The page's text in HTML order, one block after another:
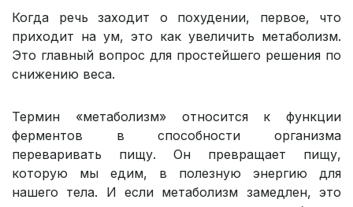
Когда речь заходит о похудении, первое, что
приходит на ум, это как увеличить метаболизм.
Это главный вопрос для простейшего решения по
снижению веса.
Термин «метаболизм» относится к функции
ферментов в способности организма
переваривать пищу. Он превращает пищу,
которую мы едим, в полезную энергию для
нашего тела. И если метаболизм замедлен, это